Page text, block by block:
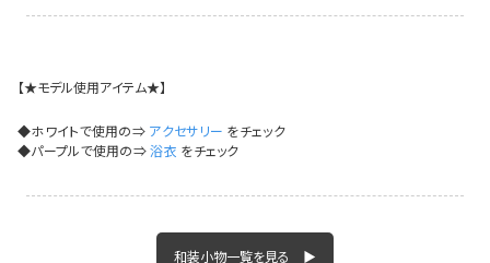
【★モデル使用アイテム★】
◆ホワイトで使用の⇒ アクセサリー をチェック
◆パープルで使用の⇒浴衣 をチェック
和装小物一覧を見る ▶